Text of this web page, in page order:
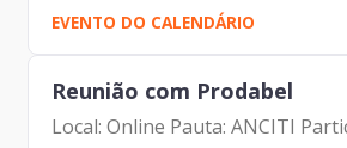
Participantes: Johann Nogueira
Pereira Leite Fernando Josenias
EVENTO DO CALENDÁRIO
Reunião com Prodabel
Local: Online Pauta: ANCITI